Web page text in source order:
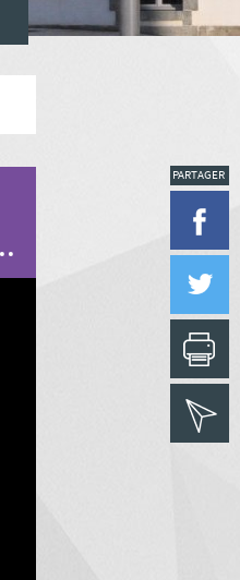
PARTAGER